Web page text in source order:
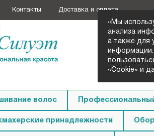
Контакты Доставка и оплата
+7
Заказать
волос
принадлежности
«Мы
анализа
а также для
«Cookie» и